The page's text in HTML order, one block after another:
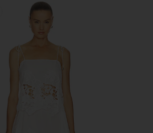
ТОП BLAIRE